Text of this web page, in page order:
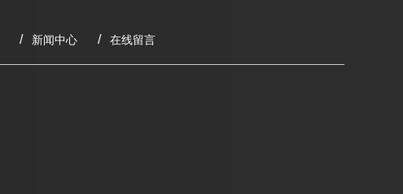
新闻中心 在线留言